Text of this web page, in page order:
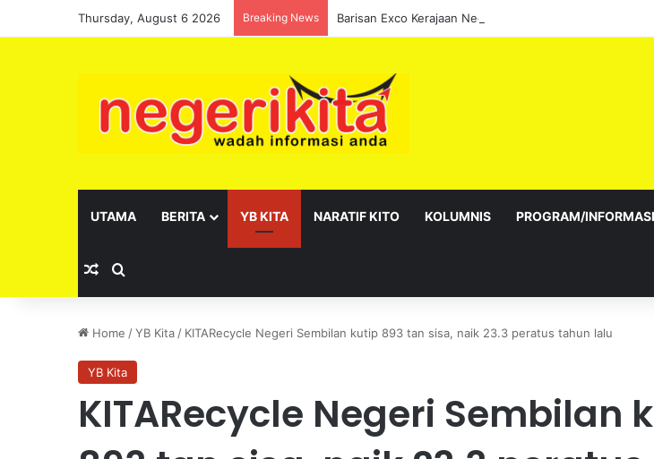
Thursday, August 6 2026 Breaking News
UTAMA BERITA YB KITA NARATIF KITO KOLUMNIS PROGRAM/INFORMASI
Random Article
Home /YB Kita / KITARecycle Negeri Sembilan kutip 893 tan sisa, naik 23.3 peratus tahun lalu
YB Kita
KITARecycle Negeri Sembilan